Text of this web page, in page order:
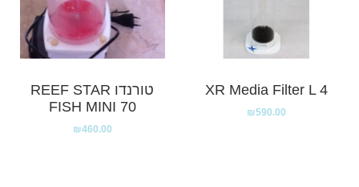
XR Media Filter L 4
₪590.00
טורנדו REEF STAR
FISH MINI 70
₪460.00